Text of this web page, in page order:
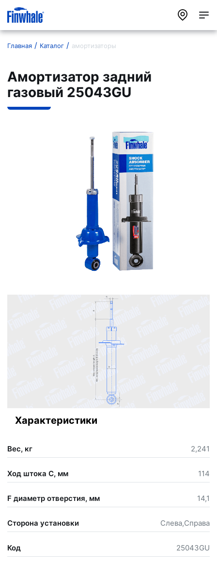
Главная Каталог амортизаторы
Амортизатор задний
газовый 25043GU
Характеристики
Вес, кг 2,241
Ход штока С, мм 114
F диаметр отверстия, мм 14,1
Сторона установки Слева,Справа
Код 25043GU